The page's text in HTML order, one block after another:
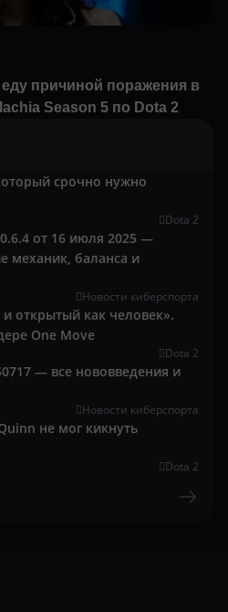
причиной поражения в
Season 5 по Dota 2
срочно нужно
Dota 2
от 16 июля 2025 —
механик, баланса и
Новости киберспорта
открытый как человек».
One Move
Dota 2
— все нововведения и
Новости киберспорта
не мог кикнуть
Dota 2